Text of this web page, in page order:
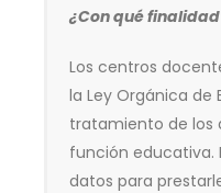
¿Con qué
Los centros
la Ley Orgánica de
tratamiento de los
función educativa.
datos para